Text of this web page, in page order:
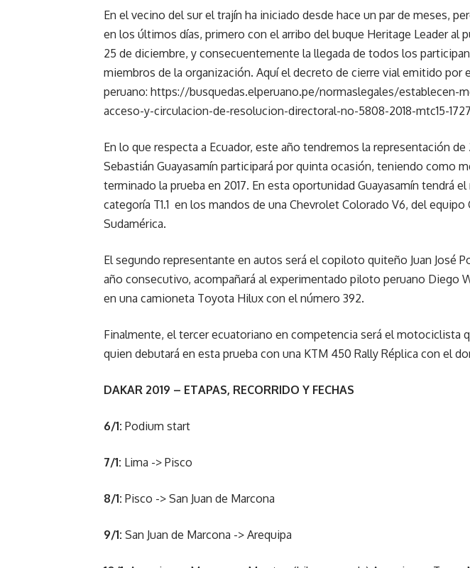
En el vecino del sur el trajín ha iniciado desde hace un par de meses,
en los últimos días, primero con el arribo del buque Heritage Leader al
25 de diciembre, y consecuentemente la llegada de todos los
miembros de la organización. Aquí el decreto de cierre vial emitido por
peruano: https://busquedas.elperuano.pe/normaslegales/establecen-
acceso-y-circulacion-de-resolucion-directoral-no-5808-2018-mtc15-
En lo que respecta a Ecuador, este año tendremos la representación
Sebastián Guayasamín participará por quinta ocasión, teniendo como
terminado la prueba en 2017. En esta oportunidad Guayasamín tendrá
categoría T1.1 en los mandos de una Chevrolet Colorado V6, del equipo
Sudamérica.
El segundo representante en autos será el copiloto quiteño Juan José
año consecutivo, acompañará al experimentado piloto peruano Diego
en una camioneta Toyota Hilux con el número 392.
Finalmente, el tercer ecuatoriano en competencia será el motociclista
quien debutará en esta prueba con una KTM 450 Rally Réplica con el
DAKAR 2019 – ETAPAS, RECORRIDO Y FECHAS
6/1: Podium start
7/1: Lima -> Pisco
8/1: Pisco -> San Juan de Marcona
9/1: San Juan de Marcona -> Arequipa